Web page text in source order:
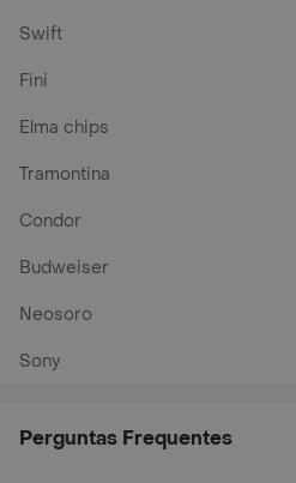
Swift
Fini
Elma chips
Tramontina
Condor
Budweiser
Neosoro
Sony
Perguntas Frequentes